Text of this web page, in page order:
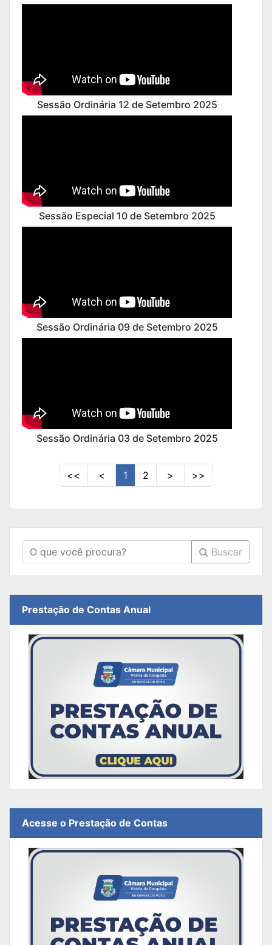
Sessão Ordinária 12 de Setembro 2025
Sessão Especial 10 de Setembro 2025
Sessão Ordinária 09 de Setembro 2025
Sessão Ordinária 03 de Setembro 2025
<< < 1 2 > >>
Buscar
Prestação de Contas Anual
Acesse o Prestação de Contas